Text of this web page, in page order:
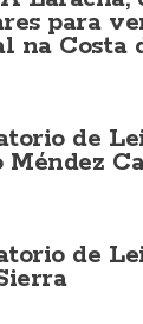
para
na Costa
de
Méndez
de